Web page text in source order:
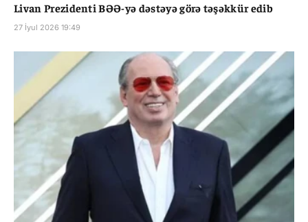
Livan Prezidenti BƏƏ-yə dəstəyə görə təşəkkür edib
27 İyul 2026 19:49